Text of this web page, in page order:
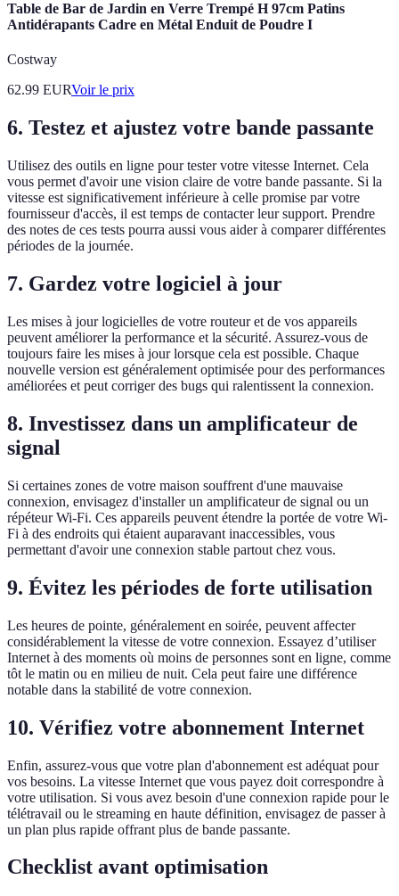
Table de Bar de Jardin en Verre Trempé H 97cm Patins
Antidérapants Cadre en Métal Enduit de Poudre I
Costway
62.99 EURVoir le prix
6. Testez et ajustez votre bande passante
Utilisez des outils en ligne pour tester votre vitesse Internet. Cela
vous permet d'avoir une vision claire de votre bande passante. Si la
vitesse est significativement inférieure à celle promise par votre
fournisseur d'accès, il est temps de contacter leur support. Prendre
des notes de ces tests pourra aussi vous aider à comparer différentes
périodes de la journée.
7. Gardez votre logiciel à jour
Les mises à jour logicielles de votre routeur et de vos appareils
peuvent améliorer la performance et la sécurité. Assurez-vous de
toujours faire les mises à jour lorsque cela est possible. Chaque
nouvelle version est généralement optimisée pour des performances
améliorées et peut corriger des bugs qui ralentissent la connexion.
8. Investissez dans un amplificateur de
signal
Si certaines zones de votre maison souffrent d'une mauvaise
connexion, envisagez d'installer un amplificateur de signal ou un
répéteur Wi-Fi. Ces appareils peuvent étendre la portée de votre Wi-
Fi à des endroits qui étaient auparavant inaccessibles, vous
permettant d'avoir une connexion stable partout chez vous.
9. Évitez les périodes de forte utilisation
Les heures de pointe, généralement en soirée, peuvent affecter
considérablement la vitesse de votre connexion. Essayez d’utiliser
Internet à des moments où moins de personnes sont en ligne, comme
tôt le matin ou en milieu de nuit. Cela peut faire une différence
notable dans la stabilité de votre connexion.
10. Vérifiez votre abonnement Internet
Enfin, assurez-vous que votre plan d'abonnement est adéquat pour
vos besoins. La vitesse Internet que vous payez doit correspondre à
votre utilisation. Si vous avez besoin d'une connexion rapide pour le
télétravail ou le streaming en haute définition, envisagez de passer à
un plan plus rapide offrant plus de bande passante.
Checklist avant optimisation